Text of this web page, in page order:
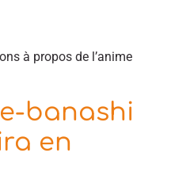
à propos de l’anime
banashi
en